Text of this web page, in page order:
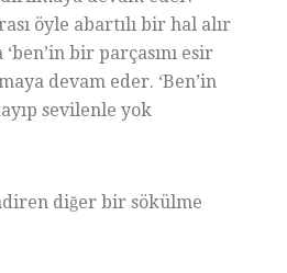
öyle abartılı bir hal alır
bir parçasını esir
devam eder. ‘Ben’in
sevilenle yok
diğer bir sökülme